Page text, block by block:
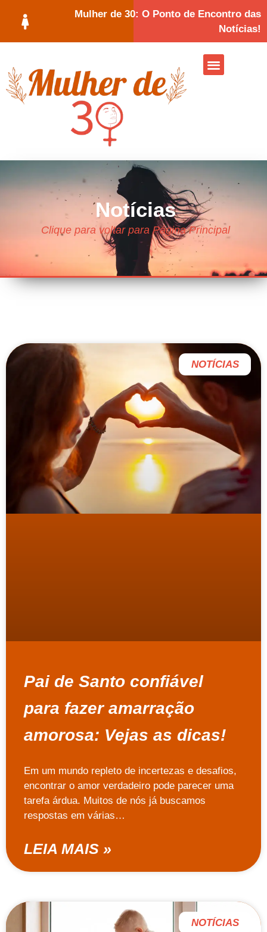
Mulher de 30: O Ponto de Encontro das
Notícias!
Notícias
Clique para voltar para Página Principal
NOTÍCIAS
Pai de Santo confiável
para fazer amarração
amorosa: Vejas as dicas!
Em um mundo repleto de incertezas e desafios,
encontrar o amor verdadeiro pode parecer uma
tarefa árdua. Muitos de nós já buscamos
respostas em várias…
LEIA MAIS »
NOTÍCIAS